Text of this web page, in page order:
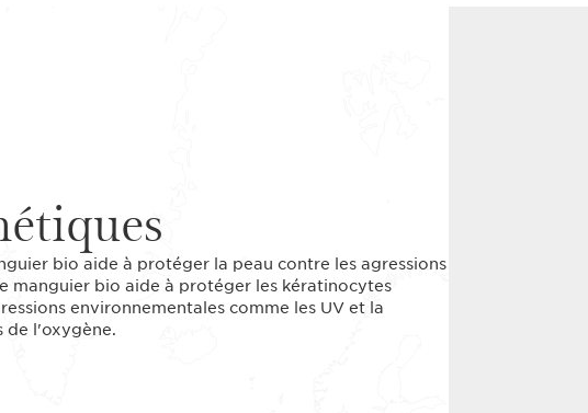
bio aide à protéger la peau contre les agressions
manguier bio aide à protéger les kératinocytes
environnementales comme les UV et la
de l'oxygène.